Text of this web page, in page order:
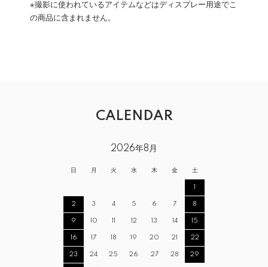
※撮影に使われているアイテムなどはディスプレー用途でこ
の商品に含まれません。
CALENDAR
2026年8月
日 月 火 水 木 金 土
1
2 3 4 5 6 7 8
9 10 11 12 13 14 15
16 17 18 19 20 21 22
23 24 25 26 27 28 29